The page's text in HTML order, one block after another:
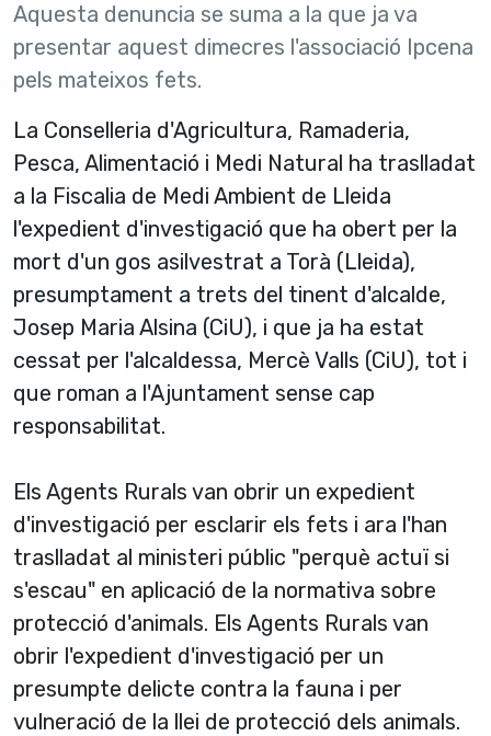
Aquesta denuncia se suma a la que ja va
presentar aquest dimecres l'associació Ipcena
pels mateixos fets.
La Conselleria d'Agricultura, Ramaderia,
Pesca, Alimentació i Medi Natural ha traslladat
a la Fiscalia de Medi Ambient de Lleida
l'expedient d'investigació que ha obert per la
mort d'un gos asilvestrat a Torà (Lleida),
presumptament a trets del tinent d'alcalde,
Josep Maria Alsina (CiU), i que ja ha estat
cessat per l'alcaldessa, Mercè Valls (CiU), tot i
que roman a l'Ajuntament sense cap
responsabilitat.
Els Agents Rurals van obrir un expedient
d'investigació per esclarir els fets i ara l'han
traslladat al ministeri públic "perquè actuï si
s'escau" en aplicació de la normativa sobre
protecció d'animals. Els Agents Rurals van
obrir l'expedient d'investigació per un
presumpte delicte contra la fauna i per
vulneració de la llei de protecció dels animals.